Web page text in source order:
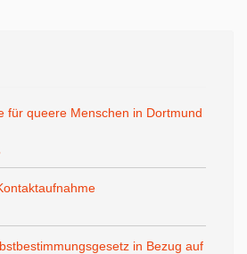
für queere Menschen in Dortmund
in Bezug auf